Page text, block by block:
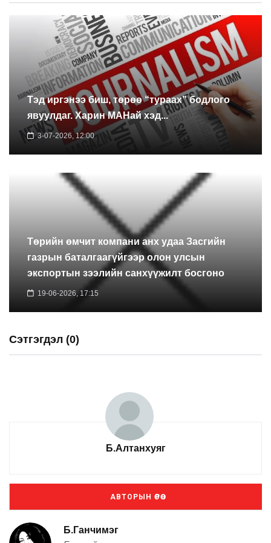
Тэд иргэнээ биш, төрөө “тураах” бодлого
явуулдаг. Харин МАНай хэд...
3-07-2026, 12:00
Төрийн өмчит компани анх удаа Засгийн
газрын баталгаагүйгээр олон улсын
экспортын зээлийн санхүүжилт босгоно
19-06-2026, 17:15
Сэтгэгдэл (0)
Б.Алтанхуяг
АВТОРЫН ӨРӨӨ
Б.Ганчимэг